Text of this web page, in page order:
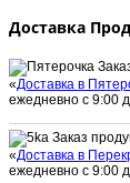
Доставка
«Доставка в
ежедневно с 9:00
Заказ
«Доставка в
ежедневно с 9:00